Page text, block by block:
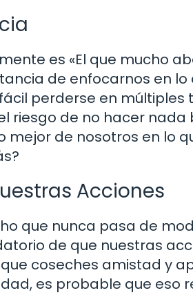
es «El que mucho
de enfocarnos en
perderse en múltiples
riesgo de no hacer nada
mejor de nosotros en lo
Acciones
que nunca pasa de
de que nuestras
coseches amistad y
es probable que eso